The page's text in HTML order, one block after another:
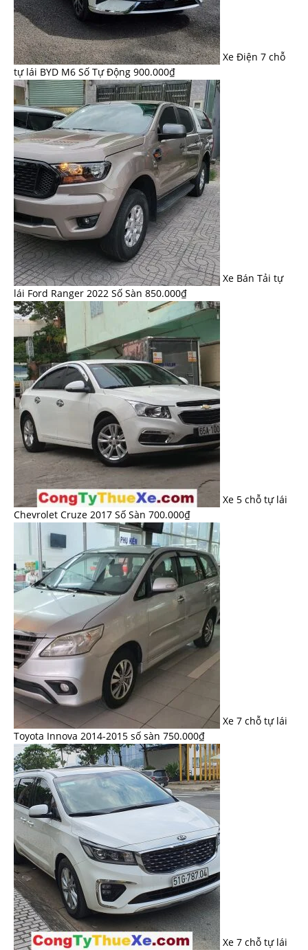
Xe Điện 7 chỗ
tự lái BYD M6 Số Tự Động 900.000₫
Xe Bán Tải tự
lái Ford Ranger 2022 Số Sàn 850.000₫
Xe 5 chỗ tự lái
Chevrolet Cruze 2017 Số Sàn 700.000₫
Xe 7 chỗ tự lái
Toyota Innova 2014-2015 số sàn 750.000₫
Xe 7 chỗ tự lái